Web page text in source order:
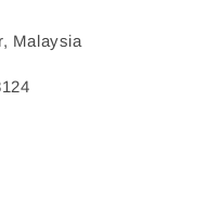
Malaysia